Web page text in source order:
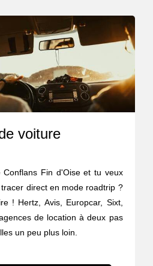
voiture
Fin d'Oise et tu veux
direct en mode roadtrip ?
! Hertz, Avis, Europcar, Sixt,
de location à deux pas
un peu plus loin.